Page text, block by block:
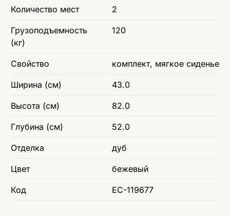
Количество мест 2
Грузоподъемность
(кг)
120
Свойство комплект, мягкое сиденье
Ширина (см) 43.0
Высота (см) 82.0
Глубина (см) 52.0
Отделка дуб
Цвет бежевый
Код EC-119677